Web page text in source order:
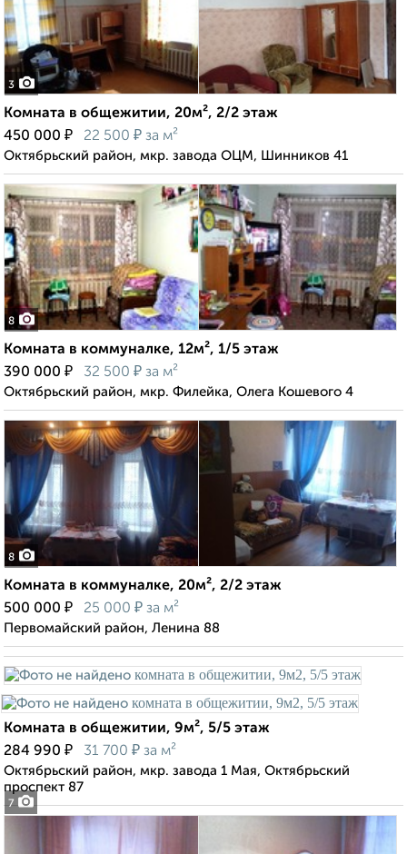
3
Комната в общежитии, 20м², 2/2 этаж
450 000 ₽ 22 500 ₽ за м²
Октябрьский район, мкр. завода ОЦМ, Шинников 41
8
Комната в коммуналке, 12м², 1/5 этаж
390 000 ₽ 32 500 ₽ за м²
Октябрьский район, мкр. Филейка, Олега Кошевого 4
8
Комната в коммуналке, 20м², 2/2 этаж
500 000 ₽ 25 000 ₽ за м²
Первомайский район, Ленина 88
7
Комната в общежитии, 9м², 5/5 этаж
284 990 ₽ 31 700 ₽ за м²
Октябрьский район, мкр. завода 1 Мая, Октябрьский
проспект 87